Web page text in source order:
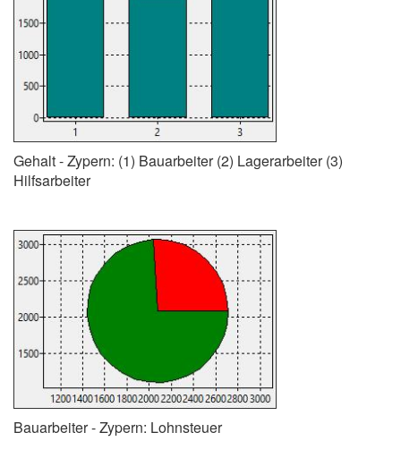
Gehalt - Zypern: (1) Bauarbeiter (2) Lagerarbeiter (3)
Hilfsarbeiter
Bauarbeiter - Zypern: Lohnsteuer